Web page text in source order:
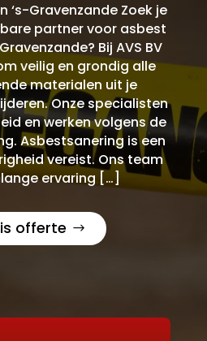
‘s-Gravenzande Zoek je
partner voor asbest
Bij AVS BV
veilig en grondig alle
materialen uit je
Onze specialisten
en werken volgens de
Asbestsanering is een
vereist. Ons team
ervaring […]
offerte